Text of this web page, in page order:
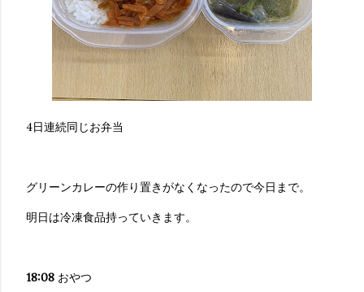
4日連続同じお弁当
グリーンカレーの作り置きがなくなったので今日まで。
明日は冷凍食品持っていきます。
18:08 おやつ